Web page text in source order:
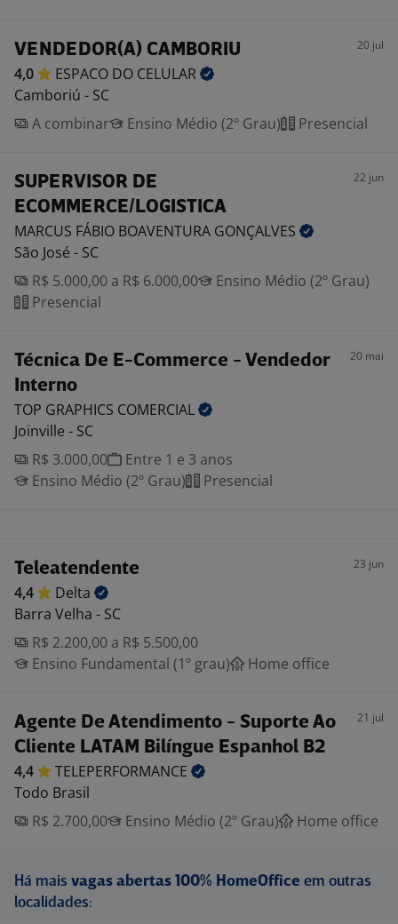
VENDEDOR(A) CAMBORIU 20 jul
4,0 ESPACO DO CELULAR
Camboriú - SC
A combinar
Ensino Médio (2º Grau) Presencial
SUPERVISOR DE
ECOMMERCE/LOGISTICA
22 jun
MARCUS FÁBIO BOAVENTURA GONÇALVES
São José - SC
R$ 5.000,00 a R$ 6.000,00
Ensino Médio (2º Grau)
Presencial
Técnica De E-Commerce - Vendedor
Interno
20 mai
TOP GRAPHICS COMERCIAL
Joinville - SC
R$ 3.000,00
Entre 1 e 3 anos
Ensino Médio (2º Grau)
Presencial
Teleatendente 23 jun
4,4
Delta
Barra Velha - SC
R$ 2.200,00 a R$ 5.500,00
Ensino Fundamental (1º grau)
Home office
Agente De Atendimento - Suporte Ao
Cliente LATAM Bilíngue Espanhol B2
21 jul
4,4
TELEPERFORMANCE
Todo Brasil
R$ 2.700,00
Ensino Médio (2º Grau) Home office
Há mais vagas abertas 100% HomeOffice em outras
localidades: